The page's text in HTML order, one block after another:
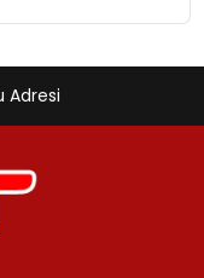
Adresi